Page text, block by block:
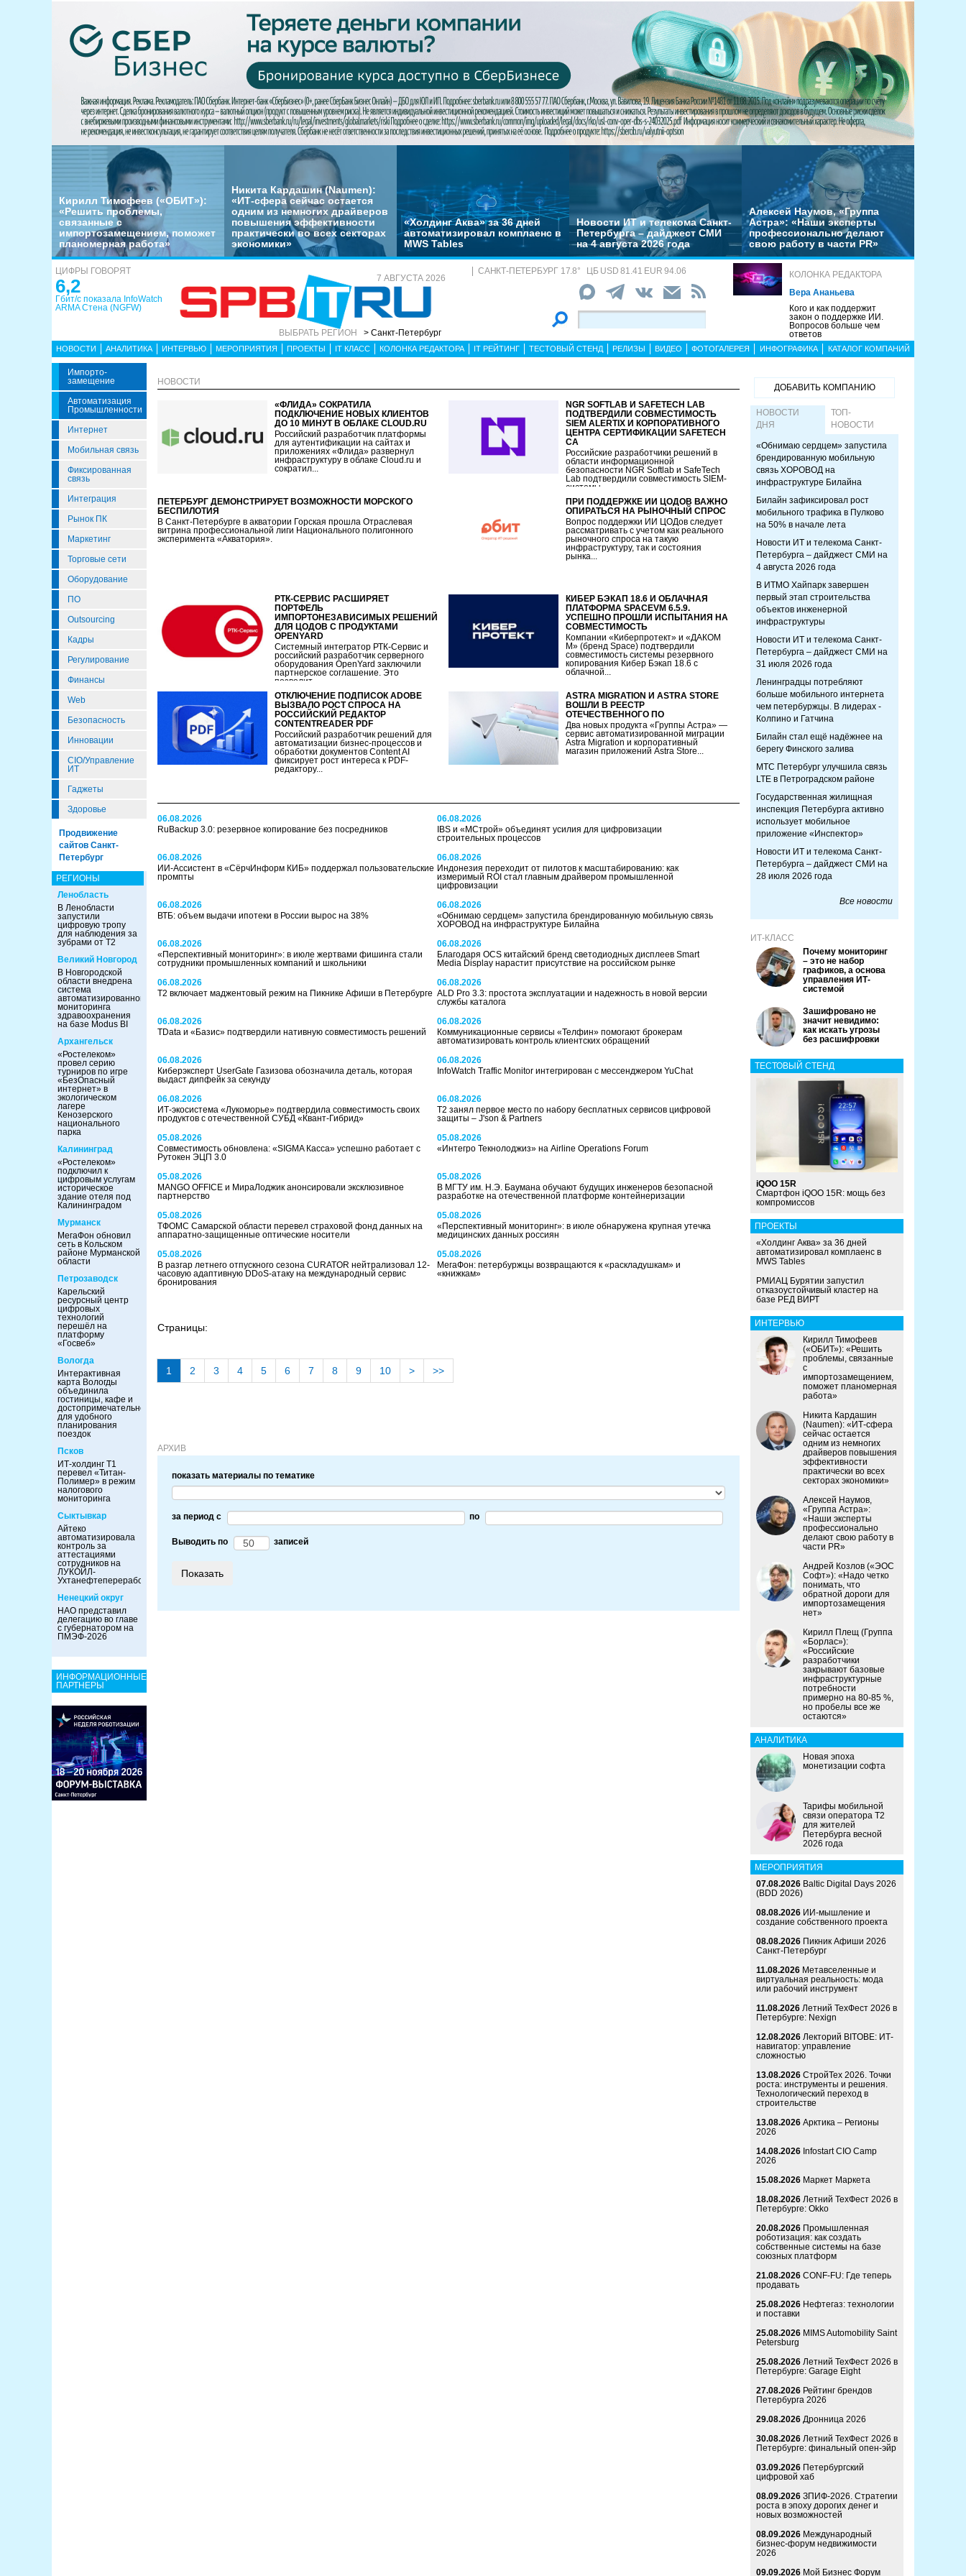
Кирилл Тимофеев («ОБИТ»):
«Решить проблемы,
связанные с
импортозамещением, поможет
планомерная работа»
Никита Кардашин (Naumen):
«ИТ-сфера сейчас остается
одним из немногих драйверов
повышения эффективности
практически во всех секторах
экономики»
«Холдинг Аква» за 36 дней
автоматизировал комплаенс в
MWS Tables
Новости ИТ и телекома Санкт-
Петербурга – дайджест СМИ
на 4 августа 2026 года
Алексей Наумов, «Группа
Астра»: «Наши эксперты
профессионально делают
свою работу в части PR»
ЦИФРЫ ГОВОРЯТ
6,2
Гбит/с показала InfoWatch
ARMA Стена (NGFW)
7 АВГУСТА 2026
ВЫБРАТЬ РЕГИОН > Санкт-Петербург
САНКТ-ПЕТЕРБУРГ 17.8° ЦБ USD 81.41 EUR 94.06
КОЛОНКА РЕДАКТОРА
Вера Ананьева
Кого и как поддержит
закон о поддержке ИИ.
Вопросов больше чем
ответов
НОВОСТИ АНАЛИТИКА ИНТЕРВЬЮ МЕРОПРИЯТИЯ ПРОЕКТЫ IT КЛАСС КОЛОНКА РЕДАКТОРА IT РЕЙТИНГ ТЕСТОВЫЙ СТЕНД РЕЛИЗЫ ВИДЕО ФОТОГАЛЕРЕЯ ИНФОГРАФИКА КАТАЛОГ КОМПАНИЙ
Импорто­
Замещение
Автоматизация
Промышленности
Интернет
Мобильная связь
Фиксированная
связь
Интеграция
Рынок ПК
Маркетинг
Торговые сети
Оборудование
ПО
Outsourcing
Кадры
Регулирование
Финансы
Web
Безопасность
Инновации
CIO/Управление
ИТ
Гаджеты
Здоровье
Продвижение
сайтов Санкт-
Петербург
РЕГИОНЫ
Ленобласть
В Ленобласти
запустили
цифровую тропу
для наблюдения за
зубрами от Т2
Великий Новгород
В Новгородской
области внедрена
система
автоматизированного
мониторинга
здравоохранения
на базе Modus BI
Архангельск
«Ростелеком»
провел серию
турниров по игре
«БезОпасный
интернет» в
экологическом
лагере
Кенозерского
национального
парка
Калининград
«Ростелеком»
подключил к
цифровым услугам
историческое
здание отеля под
Калининградом
Мурманск
МегаФон обновил
сеть в Кольском
районе Мурманской
области
Петрозаводск
Карельский
ресурсный центр
цифровых
технологий
перешёл на
платформу
«Госвеб»
Вологда
Интерактивная
карта Вологды
объединила
гостиницы, кафе и
достопримечательности
для удобного
планирования
поездок
Псков
ИТ-холдинг Т1
перевел «Титан-
Полимер» в режим
налогового
мониторинга
Сыктывкар
Айтеко
автоматизировала
контроль за
аттестациями
сотрудников на
ЛУКОЙЛ-
Ухтанефтепереработка
Ненецкий округ
НАО представил
делегацию во главе
с губернатором на
ПМЭФ-2026
ИНФОРМАЦИОННЫЕ
ПАРТНЕРЫ
НОВОСТИ
«ФЛИДА» СОКРАТИЛА
ПОДКЛЮЧЕНИЕ НОВЫХ КЛИЕНТОВ
ДО 10 МИНУТ В ОБЛАКЕ CLOUD.RU
Российский разработчик платформы
для аутентификации на сайтах и
приложениях «Флида» развернул
инфраструктуру в облаке Cloud.ru и
сократил...
NGR SOFTLAB И SAFETECH LAB
ПОДТВЕРДИЛИ СОВМЕСТИМОСТЬ
SIEM ALERTIX И КОРПОРАТИВНОГО
ЦЕНТРА СЕРТИФИКАЦИИ SAFETECH
CA
Российские разработчики решений в
области информационной
безопасности NGR Softlab и SafeTech
Lab подтвердили совместимость SIEM-
системы...
ПЕТЕРБУРГ ДЕМОНСТРИРУЕТ ВОЗМОЖНОСТИ МОРСКОГО
БЕСПИЛОТИЯ
В Санкт-Петербурге в акватории Горская прошла Отраслевая
витрина профессиональной лиги Национального полигонного
эксперимента «Акватория».
ПРИ ПОДДЕРЖКЕ ИИ ЦОДОВ ВАЖНО
ОПИРАТЬСЯ НА РЫНОЧНЫЙ СПРОС
Вопрос поддержки ИИ ЦОДов следует
рассматривать с учетом как реального
рыночного спроса на такую
инфраструктуру, так и состояния
рынка...
РТК-СЕРВИС РАСШИРЯЕТ
ПОРТФЕЛЬ
ИМПОРТОНЕЗАВИСИМЫХ РЕШЕНИЙ
ДЛЯ ЦОДОВ С ПРОДУКТАМИ
OPENYARD
Системный интегратор РТК-Сервис и
российский разработчик серверного
оборудования OpenYard заключили
партнерское соглашение. Это
позволит...
КИБЕР БЭКАП 18.6 И ОБЛАЧНАЯ
ПЛАТФОРМА SPACEVM 6.5.9.
УСПЕШНО ПРОШЛИ ИСПЫТАНИЯ НА
СОВМЕСТИМОСТЬ
Компании «Киберпротект» и «ДАКОМ
М» (бренд Space) подтвердили
совместимость системы резервного
копирования Кибер Бэкап 18.6 с
облачной...
ОТКЛЮЧЕНИЕ ПОДПИСОК ADOBE
ВЫЗВАЛО РОСТ СПРОСА НА
РОССИЙСКИЙ РЕДАКТОР
CONTENTREADER PDF
Российский разработчик решений для
автоматизации бизнес-процессов и
обработки документов Content AI
фиксирует рост интереса к PDF-
редактору...
ASTRA MIGRATION И ASTRA STORE
ВОШЛИ В РЕЕСТР
ОТЕЧЕСТВЕННОГО ПО
Два новых продукта «Группы Астра» —
сервис автоматизированной миграции
Astra Migration и корпоративный
магазин приложений Astra Store...
06.08.2026
RuBackup 3.0: резервное копирование без посредников
06.08.2026
IBS и «МСтрой» объединят усилия для цифровизации
строительных процессов
06.08.2026
ИИ-Ассистент в «СёрчИнформ КИБ» поддержал пользовательские
промпты
06.08.2026
Индонезия переходит от пилотов к масштабированию: как
измеримый ROI стал главным драйвером промышленной
цифровизации
06.08.2026
ВТБ: объем выдачи ипотеки в России вырос на 38%
06.08.2026
«Обнимаю сердцем» запустила брендированную мобильную связь
ХОРОВОД на инфраструктуре Билайна
06.08.2026
«Перспективный мониторинг»: в июле жертвами фишинга стали
сотрудники промышленных компаний и школьники
06.08.2026
Благодаря OCS китайский бренд светодиодных дисплеев Smart
Media Display нарастит присутствие на российском рынке
06.08.2026
Т2 включает маджентовый режим на Пикнике Афиши в Петербурге
06.08.2026
ALD Pro 3.3: простота эксплуатации и надежность в новой версии
службы каталога
06.08.2026
TData и «Базис» подтвердили нативную совместимость решений
06.08.2026
Коммуникационные сервисы «Телфин» помогают брокерам
автоматизировать контроль клиентских обращений
06.08.2026
Киберэксперт UserGate Газизова обозначила деталь, которая
выдаст дипфейк за секунду
06.08.2026
InfoWatch Traffic Monitor интегрирован с мессенджером YuChat
06.08.2026
ИТ-экосистема «Лукоморье» подтвердила совместимость своих
продуктов с отечественной СУБД «Квант-Гибрид»
06.08.2026
Т2 занял первое место по набору бесплатных сервисов цифровой
защиты – J'son & Partners
05.08.2026
Совместимость обновлена: «SIGMA Касса» успешно работает с
Рутокен ЭЦП 3.0
05.08.2026
«Интегро Текнолоджиз» на Airline Operations Forum
05.08.2026
MANGO OFFICE и МираЛоджик анонсировали эксклюзивное
партнерство
05.08.2026
В МГТУ им. Н.Э. Баумана обучают будущих инженеров безопасной
разработке на отечественной платформе контейнеризации
05.08.2026
ТФОМС Самарской области перевел страховой фонд данных на
аппаратно-защищенные оптические носители
05.08.2026
«Перспективный мониторинг»: в июле обнаружена крупная утечка
медицинских данных россиян
05.08.2026
В разгар летнего отпускного сезона CURATOR нейтрализовал 12-
часовую адаптивную DDoS-атаку на международный сервис
бронирования
05.08.2026
МегаФон: петербуржцы возвращаются к «раскладушкам» и
«книжкам»
Страницы:
1 2 3 4 5 6 7 8 9 10 > >>
АРХИВ
показать материалы по тематике
за период c по
Выводить по записей
ДОБАВИТЬ КОМПАНИЮ
НОВОСТИ
ДНЯ
ТОП-
НОВОСТИ
«Обнимаю сердцем» запустила
брендированную мобильную
связь ХОРОВОД на
инфраструктуре Билайна
Билайн зафиксировал рост
мобильного трафика в Пулково
на 50% в начале лета
Новости ИТ и телекома Санкт-
Петербурга – дайджест СМИ на
4 августа 2026 года
В ИТМО Хайпарк завершен
первый этап строительства
объектов инженерной
инфраструктуры
Новости ИТ и телекома Санкт-
Петербурга – дайджест СМИ на
31 июля 2026 года
Ленинградцы потребляют
больше мобильного интернета
чем петербуржцы. В лидерах -
Колпино и Гатчина
Билайн стал ещё надёжнее на
берегу Финского залива
МТС Петербург улучшила связь
LTE в Петроградском районе
Государственная жилищная
инспекция Петербурга активно
использует мобильное
приложение «Инспектор»
Новости ИТ и телекома Санкт-
Петербурга – дайджест СМИ на
28 июля 2026 года
Все новости
ИТ-КЛАСС
Почему мониторинг
– это не набор
графиков, а основа
управления ИТ-
системой
Зашифровано не
значит невидимо:
как искать угрозы
без расшифровки
ТЕСТОВЫЙ СТЕНД
iQOO 15R
Смартфон iQOO 15R: мощь без
компромиссов
ПРОЕКТЫ
«Холдинг Аква» за 36 дней
автоматизировал комплаенс в
MWS Tables
РМИАЦ Бурятии запустил
отказоустойчивый кластер на
базе РЕД ВИРТ
ИНТЕРВЬЮ
Кирилл Тимофеев
(«ОБИТ»): «Решить
проблемы, связанные
с
импортозамещением,
поможет планомерная
работа»
Никита Кардашин
(Naumen): «ИТ-сфера
сейчас остается
одним из немногих
драйверов повышения
эффективности
практически во всех
секторах экономики»
Алексей Наумов,
«Группа Астра»:
«Наши эксперты
профессионально
делают свою работу в
части PR»
Андрей Козлов («ЭОС
Софт»): «Надо четко
понимать, что
обратной дороги для
импортозамещения
нет»
Кирилл Плещ (Группа
«Борлас»):
«Российские
разработчики
закрывают базовые
инфраструктурные
потребности
примерно на 80-85 %,
но пробелы все же
остаются»
АНАЛИТИКА
Новая эпоха
монетизации софта
Тарифы мобильной
связи оператора Т2
для жителей
Петербурга весной
2026 года
МЕРОПРИЯТИЯ
07.08.2026 Baltic Digital Days 2026
(BDD 2026)
08.08.2026 ИИ-мышление и
создание собственного проекта
08.08.2026 Пикник Афиши 2026
Санкт-Петербург
11.08.2026 Метавселенные и
виртуальная реальность: мода
или рабочий инструмент
11.08.2026 Летний ТехФест 2026 в
Петербурге: Nexign
12.08.2026 Лекторий BITOBE: ИТ-
навигатор: управление
сложностью
13.08.2026 СтройТех 2026. Точки
роста: инструменты и решения.
Технологический переход в
строительстве
13.08.2026 Арктика – Регионы
2026
14.08.2026 Infostart CIO Camp
2026
15.08.2026 Маркет Маркета
18.08.2026 Летний ТехФест 2026 в
Петербурге: Okko
20.08.2026 Промышленная
роботизация: как создать
собственные системы на базе
союзных платформ
21.08.2026 CONF-FU: Где теперь
продавать
25.08.2026 Нефтегаз: технологии
и поставки
25.08.2026 MIMS Automobility Saint
Petersburg
25.08.2026 Летний ТехФест 2026 в
Петербурге: Garage Eight
27.08.2026 Рейтинг брендов
Петербурга 2026
29.08.2026 Дронница 2026
30.08.2026 Летний ТехФест 2026 в
Петербурге: финальный опен-эйр
03.09.2026 Петербургский
цифровой хаб
08.09.2026 ЗПИФ-2026. Стратегии
роста в эпоху дорогих денег и
новых возможностей
08.09.2026 Международный
бизнес-форум недвижимости
2026
09.09.2026 Мой Бизнес Форум